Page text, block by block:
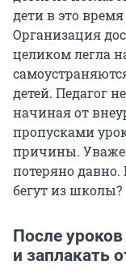
дети в это
Организация
целиком легла
детей. Педагог
начиная от
пропусками
причины.
потеряно давно.
бегут из школы?
После
и заплакать